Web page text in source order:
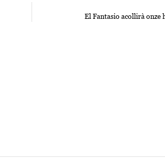
El Fantasio acollirà onze